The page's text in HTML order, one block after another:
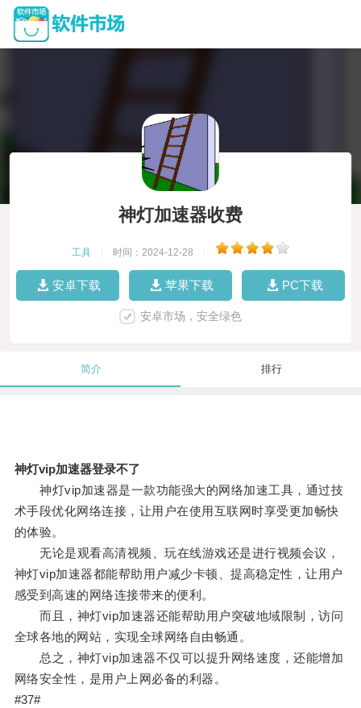
神灯加速器收费
工具 时间：2024-12-28
安卓下载 苹果下载 PC下载
安卓市场，安全绿色
简介 排行
神灯vip加速器登录不了
神灯vip加速器是一款功能强大的网络加速工具，通过技
术手段优化网络连接，让用户在使用互联网时享受更加畅快
的体验。
无论是观看高清视频、玩在线游戏还是进行视频会议，
神灯vip加速器都能帮助用户减少卡顿、提高稳定性，让用户
感受到高速的网络连接带来的便利。
而且，神灯vip加速器还能帮助用户突破地域限制，访问
全球各地的网站，实现全球网络自由畅通。
总之，神灯vip加速器不仅可以提升网络速度，还能增加
网络安全性，是用户上网必备的利器。
#37#